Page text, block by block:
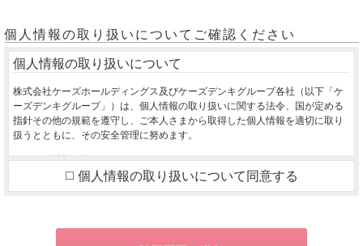
個人情報の取り扱いについてご確認ください
個人情報の取り扱いについて
株式会社ケーズホールディングス及びケーズデンキグループ各社（以下「ケ
ーズデンキグループ」）は、個人情報の取り扱いに関する法令、国が定める
指針その他の規範を遵守し、ご本人さまから取得した個人情報を適切に取り
扱うとともに、その安全管理に努めます。
１．個人情報の利用目的
ご本人さまから同意をいただいた利用目的の達成に必要な範囲を超えて、取
得した個人情報を利用いたしません。
お取り寄せ商品が入荷した際、お客様にご連絡させていただくため
個人情報の取り扱いについて同意する